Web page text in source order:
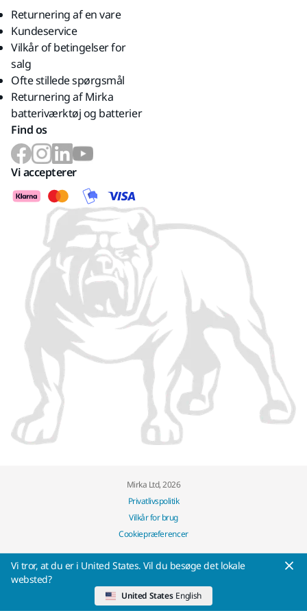
Returnering af en vare
Kundeservice
Vilkår of betingelser for
salg
Ofte stillede spørgsmål
Returnering af Mirka
batteriværktøj og batterier
Find os
Vi accepterer
Mirka Ltd, 2026
Privatlivspolitik
Vilkår for brug
Cookiepræferencer
Vi tror, at ​​du er i United States. Vil du besøge det lokale
websted?
United States English